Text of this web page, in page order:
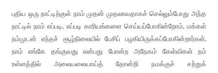
புதிய ஒரு நாட்டிற்குள் நாம் முதன் முதலாவதாகச் செல்லும்போது அந்த
நாட்டில் நாம் எப்படி, எப்படி காரியங்களை செய்யப்போகின்றோம், மக்கள்
நம்முடன் எந்தச் சூழ்நிலையில் பேசிப் பழகியிருக்கப்போகின்றார்கள்,
நாம் எங்கே தங்குவது என்பது போன்ற அநேகம் கேள்விகள் நம்
உள்ளத்தில் அலையலையாய்த் தோன்றி நமக்குச் சற்றுக்